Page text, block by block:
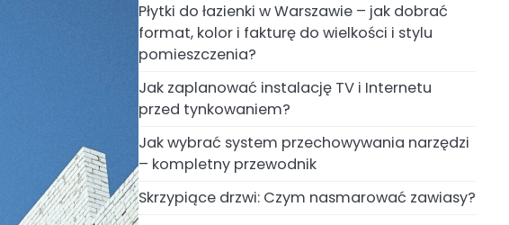
Płytki do łazienki w Warszawie – jak dobrać
format, kolor i fakturę do wielkości i stylu
pomieszczenia?
Jak zaplanować instalację TV i Internetu
przed tynkowaniem?
Jak wybrać system przechowywania narzędzi
– kompletny przewodnik
Skrzypiące drzwi: Czym nasmarować zawiasy?